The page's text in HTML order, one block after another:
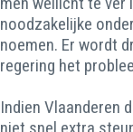
noodzakelijke
noemen. Er wordt
regering het
Indien Vlaanderen